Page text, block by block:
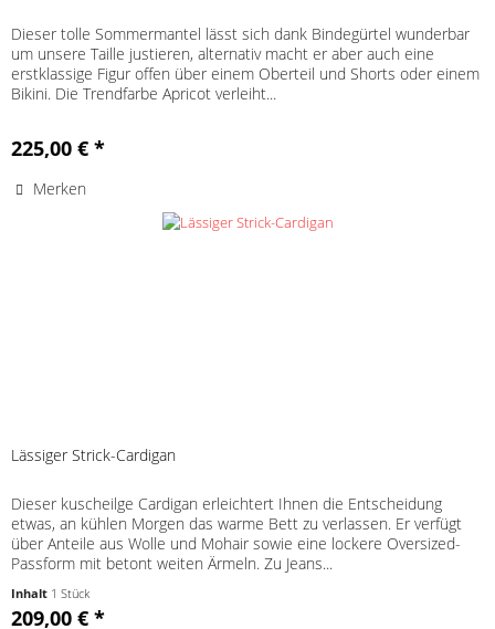
Dieser tolle Sommermantel lässt sich dank Bindegürtel wunderbar
um unsere Taille justieren, alternativ macht er aber auch eine
erstklassige Figur offen über einem Oberteil und Shorts oder einem
Bikini. Die Trendfarbe Apricot verleiht...
225,00 € *
Merken
Lässiger Strick-Cardigan
Dieser kuscheilge Cardigan erleichtert Ihnen die Entscheidung
etwas, an kühlen Morgen das warme Bett zu verlassen. Er verfügt
über Anteile aus Wolle und Mohair sowie eine lockere Oversized-
Passform mit betont weiten Ärmeln. Zu Jeans...
Inhalt 1 Stück
209,00 € *